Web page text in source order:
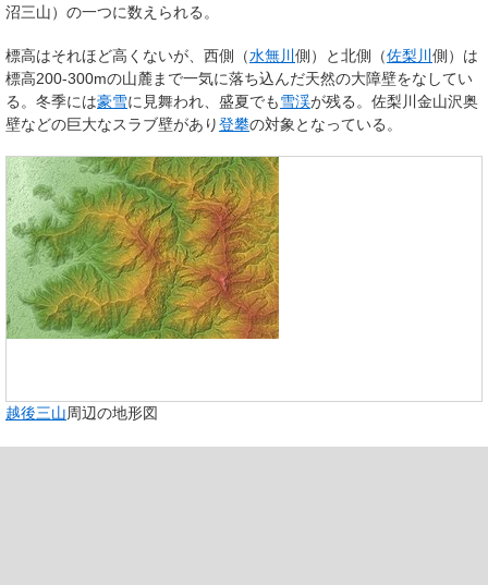
沼三山）の一つに数えられる。
標高はそれほど高くないが、西側（水無川 側）と北側（佐梨川 側）は
標高200-300mの山麓まで一気に落ち込んだ天然の大障壁をなしてい
る。冬季には豪雪に見舞われ、盛夏でも雪渓が残る。佐梨川金山沢奥
壁などの巨大なスラブ壁があり登攀の対象となっている。
越後三山周辺の地形図